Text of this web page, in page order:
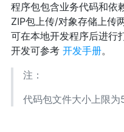
程序包包含业务代码和依
ZIP包上传/对象存储上传
可在本地开发程序后进行
开发可参考 开发手册。
注：
代码包文件大小上限为